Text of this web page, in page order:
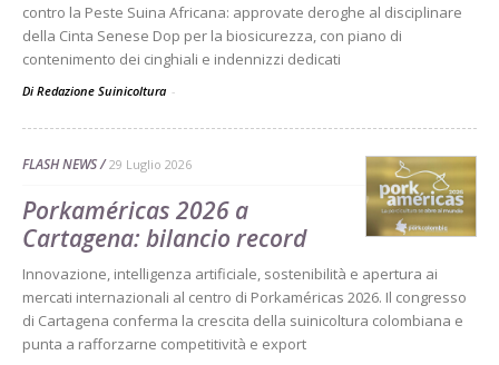
contro la Peste Suina Africana: approvate deroghe al disciplinare
della Cinta Senese Dop per la biosicurezza, con piano di
contenimento dei cinghiali e indennizzi dedicati
Di Redazione Suinicoltura -
FLASH NEWS 29 Luglio 2026
Porkaméricas 2026 a
Cartagena: bilancio record
Innovazione, intelligenza artificiale, sostenibilità e apertura ai
mercati internazionali al centro di Porkaméricas 2026. Il congresso
di Cartagena conferma la crescita della suinicoltura colombiana e
punta a rafforzarne competitività e export